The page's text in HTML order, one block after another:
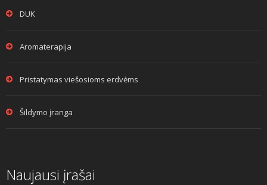
DUK
Aromaterapija
Pristatymas viešosioms erdvėms
Šildymo įranga
Naujausi įrašai